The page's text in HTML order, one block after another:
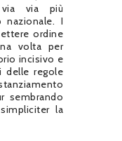
via via più
I
ordine
volta per
incisivo e
delle regole
sembrando
la